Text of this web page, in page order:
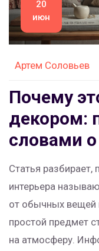
20
июн
Артем Соловьев
Почему
декором:
словами
Статья
интерьера
от обычных вещей
простой предмет
на атмосферу.